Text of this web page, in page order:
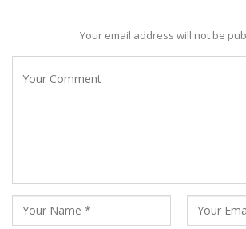
Your email address will not be